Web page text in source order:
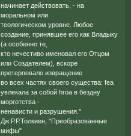
начинает действовать, - на
моральном или
теологическом уровне. Любое
создание, принявшее его как Владыку
(а особенно те,
кто нечестиво именовал его Отцом
или Создателем), вскоре
претерпевало извращение
во всех частях своего существа: fea
увлекала за собой hroa в бездну
морготства -
ненависти и разрушения."
Дж.Р.Р.Толкиен, "Преобразованные
мифы"